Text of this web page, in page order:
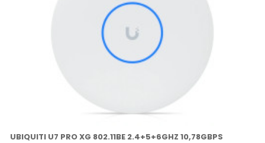
UBIQUITI U7 PRO XG 802.11BE 2.4+5+6GHZ 10,78GBPS